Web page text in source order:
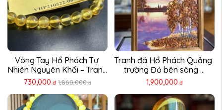
Vòng Tay Hổ Phách Tự
Nhiên Nguyên Khối – Trang
...
730,000 đ 1,860,000 đ
Tranh đá Hổ Phách Quảng
trường Đỏ bên sông ...
1,900,000 đ